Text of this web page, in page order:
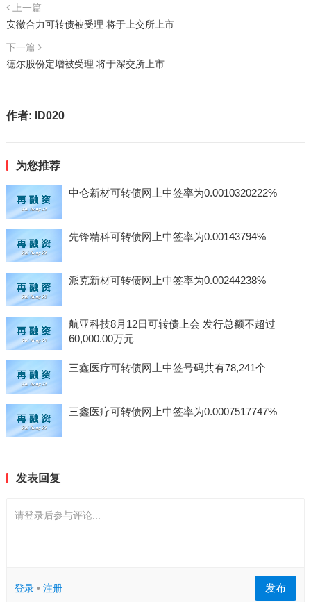
上一篇
安徽合力可转债被受理 将于上交所上市
下一篇
德尔股份定增被受理 将于深交所上市
作者: ID020
为您推荐
中仑新材可转债网上中签率为0.0010320222%
先锋精科可转债网上中签率为0.00143794%
派克新材可转债网上中签率为0.00244238%
航亚科技8月12日可转债上会 发行总额不超过
60,000.00万元
三鑫医疗可转债网上中签号码共有78,241个
三鑫医疗可转债网上中签率为0.0007517747%
发表回复
请登录后参与评论...
登录• 注册 发布